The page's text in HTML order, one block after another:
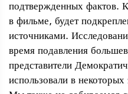
подтвержденных фактов.
в фильме, будет
источниками.
время подавления
представители
использовали в